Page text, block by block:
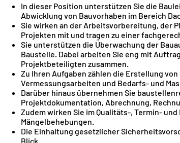
In dieser Position unterstützen Sie die
Abwicklung von Bauvorhaben im Bereich
Sie wirken an der Arbeitsvorbereitung, der
Projekten mit und tragen zu einer
Sie unterstützen die Überwachung der
Baustelle. Dabei arbeiten Sie eng mit
Projektbeteiligten zusammen.
Zu Ihren Aufgaben zählen die Erstellung
Vermessungsarbeiten und Bedarfs- und
Darüber hinaus übernehmen Sie
Projektdokumentation, Abrechnung,
Zudem wirken Sie im Qualitäts-, Termin-
Mängelbehebungen.
Die Einhaltung gesetzlicher
Blick.